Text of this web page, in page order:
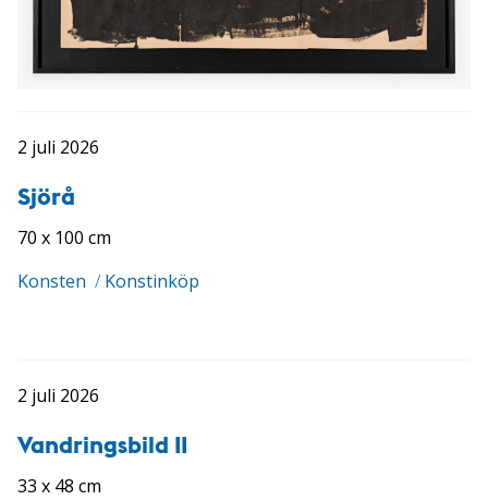
2 juli 2026
Sjörå
70 x 100 cm
Konsten / Konstinköp
2 juli 2026
Vandringsbild II
33 x 48 cm